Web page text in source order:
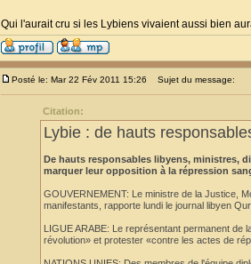
Qui l'aurait cru si les Lybiens vivaient aussi bien
Posté le: Mar 22 Fév 2011 15:26 Sujet du message:
Citation:
Lybie : de hauts
De hauts responsables libyens, ministres,
marquer leur opposition à la répression
GOUVERNEMENT: Le ministre de la Justice,
manifestants, rapporte lundi le journal libyen
LIGUE ARABE: Le représentant permanent de
révolution» et protester «contre les actes de